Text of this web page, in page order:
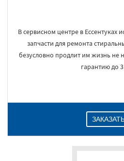
В сервисном центре в Ессентуках
запчасти для ремонта
безусловно продлит им жизнь не
гарантию до